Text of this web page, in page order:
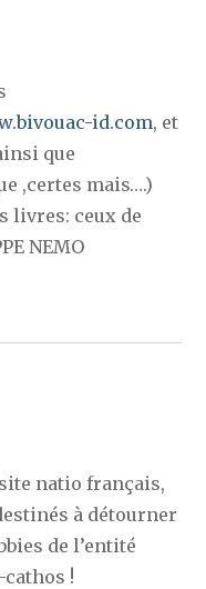
id.com, et
que
,certes mais….)
livres: ceux de
NEMO
natio français,
à détourner
de l’entité
!